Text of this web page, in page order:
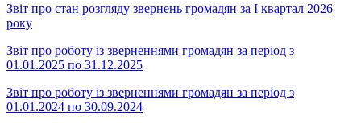
Звіт про стан розгляду звернень громадян за І квартал 2026
року
Звіт про роботу із зверненнями громадян за період з
01.01.2025 по 31.12.2025
Звіт про роботу із зверненнями громадян за період з
01.01.2024 по 30.09.2024